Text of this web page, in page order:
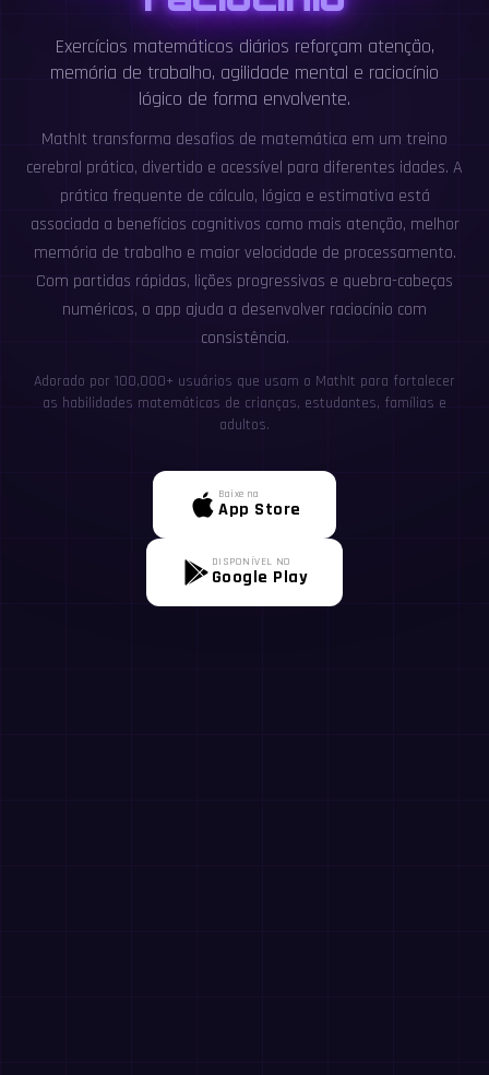
Exercícios matemáticos diários reforçam atenção,
memória de trabalho, agilidade mental e raciocínio
lógico de forma envolvente.
MathIt transforma desafios de matemática em um treino
cerebral prático, divertido e acessível para diferentes idades. A
prática frequente de cálculo, lógica e estimativa está
associada a benefícios cognitivos como mais atenção, melhor
memória de trabalho e maior velocidade de processamento.
Com partidas rápidas, lições progressivas e quebra-cabeças
numéricos, o app ajuda a desenvolver raciocínio com
consistência.
Adorado por 100,000+ usuários que usam o MathIt para fortalecer
as habilidades matemáticas de crianças, estudantes, famílias e
adultos.
Baixe na
App Store
DISPONÍVEL NO
Google Play